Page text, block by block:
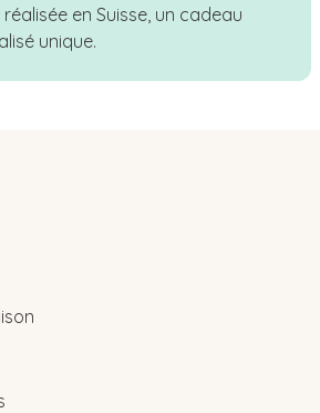
en Suisse, un cadeau
unique.